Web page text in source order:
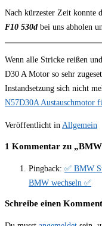
Nach kürzester Zeit konnte
F10 530d bei uns abholen
Wenn alle Stricke reißen
D30 A Motor so sehr
Instandsetzung sich nicht
N57D30A Austauschmotor
Veröffentlicht in Allgemein
1 Kommentar zu „
Pingback: ✅ BMW
BMW wechseln ✅
Schreibe einen